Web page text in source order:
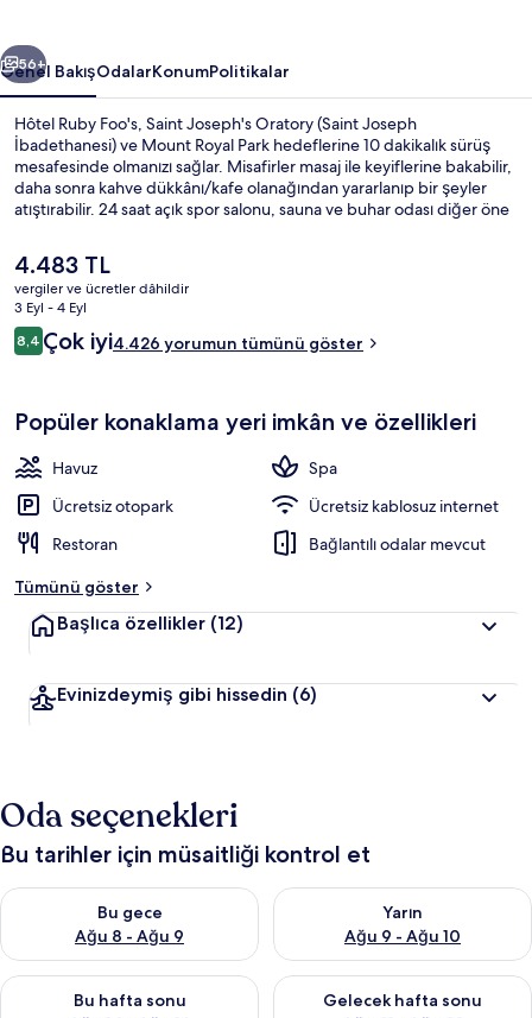
Sonraki
56+
Genel BakışOdalarKonumPolitikalar
Hôtel Ruby Foo's, Saint Joseph's Oratory (Saint Joseph
İbadethanesi) ve Mount Royal Park hedeflerine 10 dakikalık sürüş
mesafesinde olmanızı sağlar. Misafirler masaj ile keyiflerine bakabilir,
daha sonra kahve dükkânı/kafe olanağından yararlanıp bir şeyler
atıştırabilir. 24 saat açık spor salonu, sauna ve buhar odası diğer öne
araçlarına kısa yürüme mesafesinde olmasını seviyor: Namur
İstasyonu 5 dakika ve De la Savane İstasyonu 9 dakika mesafede.
Şu
anki
fiyat
4.483 TL
4.483 TL
vergiler ve ücretler dâhildir
3 Eyl - 4 Eyl
Yorumlar
8,48,4/10
Çok iyi4.426 yorumun tümünü göster
Popüler konaklama yeri imkân ve özellikleri
Havuz
Spa
Ücretsiz otopark
Ücretsiz kablosuz internet
Restoran
Bağlantılı odalar mevcut
Tümünü göster
Başlıca özellikler (12)
Evinizdeymiş gibi hissedin (6)
Oda seçenekleri
Bu tarihler için müsaitliği kontrol et
Bu gece
Ağu 8 - Ağu 9
Bu gece için müsaitliği kontrol et Ağu 8 - Ağu 9
Yarın
Ağu 9 - Ağu 10
Yarın için müsaitliği kontrol
Bu hafta sonu
Bu hafta sonu için müsaitliği kontrol et Ağu 14 - Ağu 16
Gelecek hafta sonu
Önümüzdeki hafta sonu için